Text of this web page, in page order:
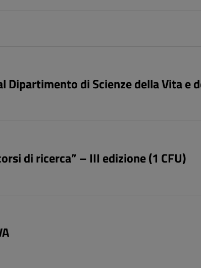
di Scienze della Vita e
di ricerca” – III edizione (1 CFU)